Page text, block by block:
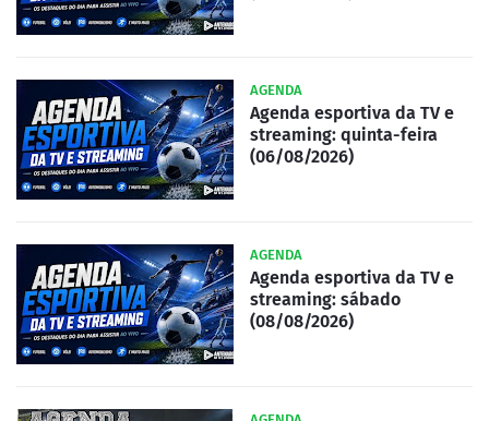
AGENDA
Agenda esportiva da TV e
streaming: quinta-feira
(06/08/2026)
AGENDA
Agenda esportiva da TV e
streaming: sábado
(08/08/2026)